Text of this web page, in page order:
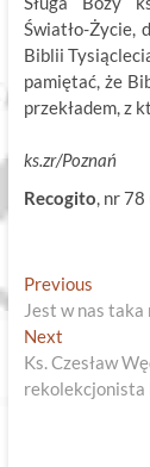
Światło-Życie,
Biblii
pamiętać, że
przekładem, z
ks.zr/Poznań
Recogito, nr
Nawigacja
wpisu
PreviousPrevious
post:
Jest w nas taka
NextNext
post:
Ks. Czesław
rekolekcjonista